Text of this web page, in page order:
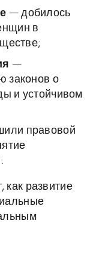
— добилось
в
—
законов о
и устойчивом
правовой
развитие